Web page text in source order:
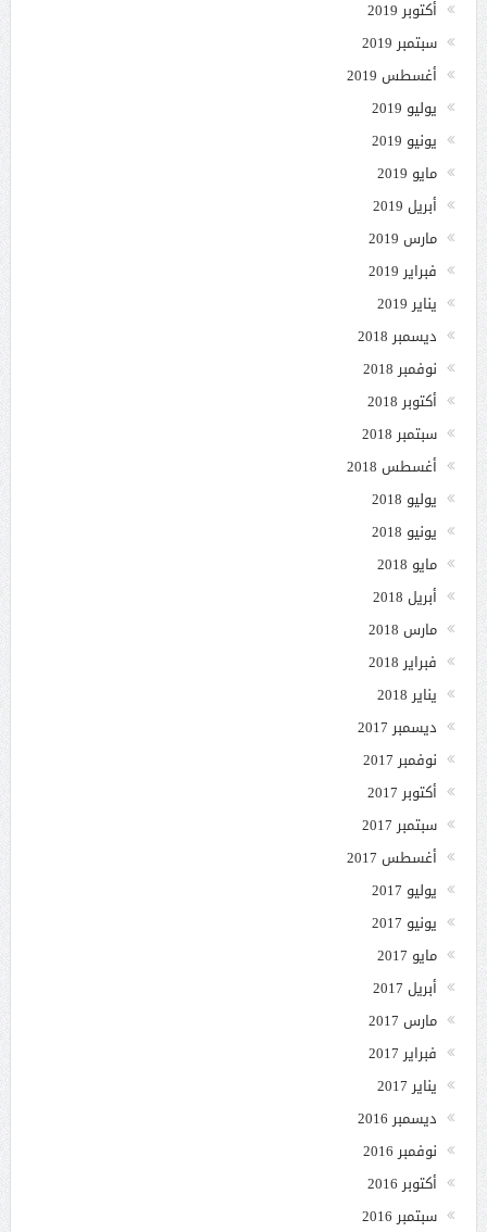
أكتوبر 2019
سبتمبر 2019
أغسطس 2019
يوليو 2019
يونيو 2019
مايو 2019
أبريل 2019
مارس 2019
فبراير 2019
يناير 2019
ديسمبر 2018
نوفمبر 2018
أكتوبر 2018
سبتمبر 2018
أغسطس 2018
يوليو 2018
يونيو 2018
مايو 2018
أبريل 2018
مارس 2018
فبراير 2018
يناير 2018
ديسمبر 2017
نوفمبر 2017
أكتوبر 2017
سبتمبر 2017
أغسطس 2017
يوليو 2017
يونيو 2017
مايو 2017
أبريل 2017
مارس 2017
فبراير 2017
يناير 2017
ديسمبر 2016
نوفمبر 2016
أكتوبر 2016
سبتمبر 2016